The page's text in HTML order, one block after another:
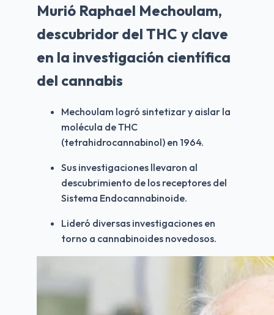
Murió Raphael Mechoulam,
descubridor del THC y clave
en la investigación científica
del cannabis
Mechoulam logró sintetizar y aislar la
molécula de THC
(tetrahidrocannabinol) en 1964.
Sus investigaciones llevaron al
descubrimiento de los receptores del
Sistema Endocannabinoide.
Lideró diversas investigaciones en
torno a cannabinoides novedosos.